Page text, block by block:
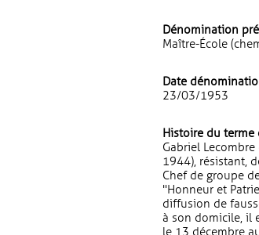
Dénomination
Maître-École
Date
23/03/1953
Histoire du terme
Gabriel
1944), résistant,
Chef de groupe
"Honneur et
diffusion de
à son domicile, il
le 13 décembre